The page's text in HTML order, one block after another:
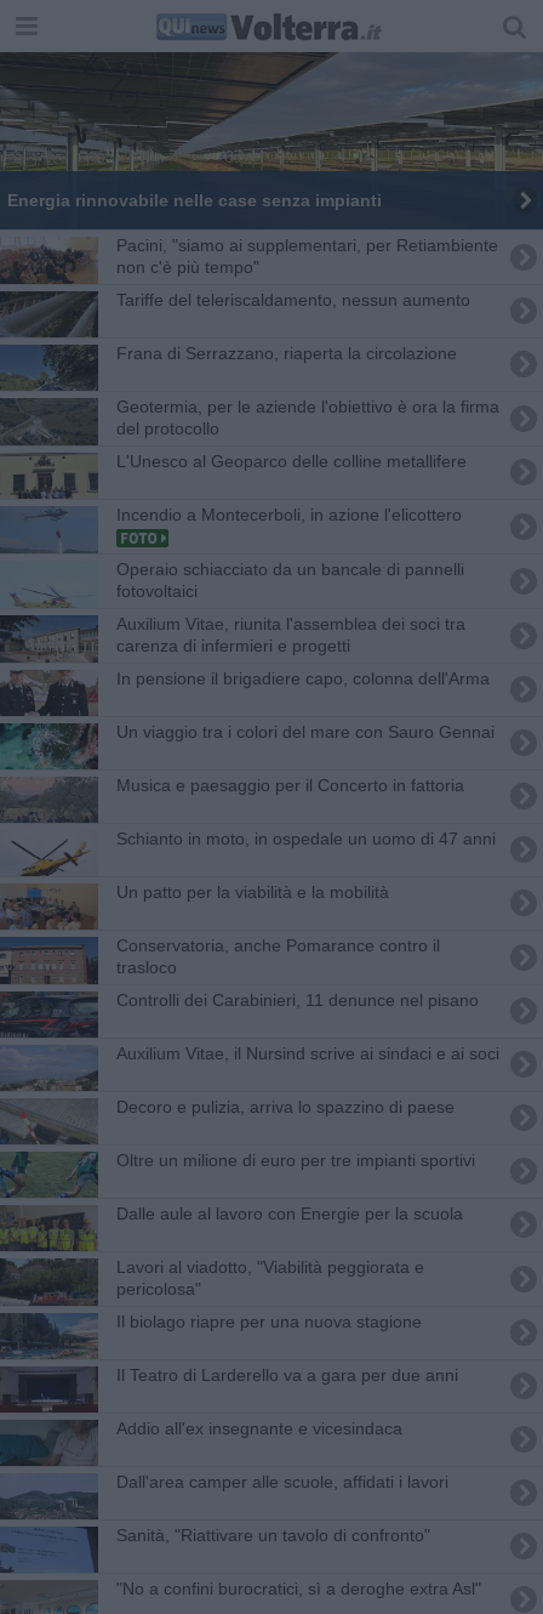
Energia rinnovabile nelle case senza impianti
Pacini, "siamo ai supplementari, per Retiambiente
non c'è più tempo"
Tariffe del teleriscaldamento, nessun aumento
Frana di Serrazzano, riaperta la circolazione
Geotermia, per le aziende l'obiettivo è ora la firma
del protocollo
L'Unesco al Geoparco delle colline metallifere
Incendio a Montecerboli, in azione l'elicottero
Operaio schiacciato da un bancale di pannelli
fotovoltaici
Auxilium Vitae, riunita l'assemblea dei soci tra
carenza di infermieri e progetti
In pensione il brigadiere capo, colonna dell'Arma
Un viaggio tra i colori del mare con Sauro Gennai
Musica e paesaggio per il Concerto in fattoria
Schianto in moto, in ospedale un uomo di 47 anni
Un patto per la viabilità e la mobilità
Conservatoria, anche Pomarance contro il
trasloco
Controlli dei Carabinieri, 11 denunce nel pisano
Auxilium Vitae, il Nursind scrive ai sindaci e ai soci
Decoro e pulizia, arriva lo spazzino di paese
Oltre un milione di euro per tre impianti sportivi
Dalle aule al lavoro con Energie per la scuola
Lavori al viadotto, "Viabilità peggiorata e
pericolosa"
Il biolago riapre per una nuova stagione
Il Teatro di Larderello va a gara per due anni
Addio all'ex insegnante e vicesindaca
Dall'area camper alle scuole, affidati i lavori
Sanità, "Riattivare un tavolo di confronto"
"No a confini burocratici, sì a deroghe extra Asl"